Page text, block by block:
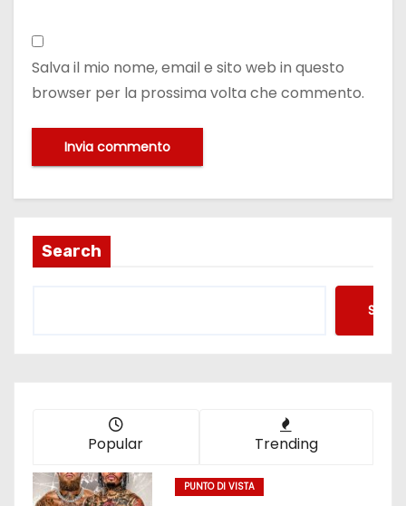
Salva il mio nome, email e sito web in questo
browser per la prossima volta che commento.
Search
Popular Trending
PUNTO DI VISTA